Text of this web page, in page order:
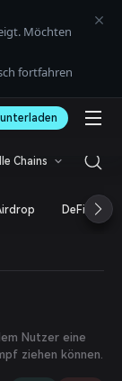
Möchten
fortfahren
Chains
DeFi
Nutzer eine
ziehen können.